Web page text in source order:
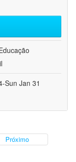
Sun Jan 31
Próximo